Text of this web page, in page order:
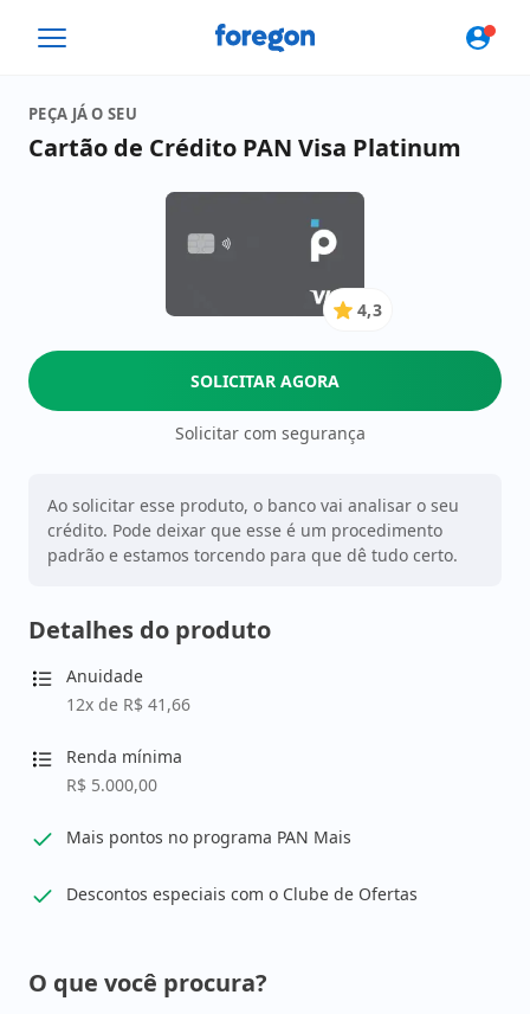
Foregon.com
PEÇA JÁ O SEU
Cartão de Crédito PAN Visa Platinum
4.3
de
5
4,3
SOLICITAR AGORA
Solicitar com segurança
Ao solicitar esse produto, o banco vai analisar o seu
crédito. Pode deixar que esse é um procedimento
padrão e estamos torcendo para que dê tudo certo.
Detalhes do produto
Anuidade
12x de R$ 41,66
Renda mínima
R$ 5.000,00
Mais pontos no programa PAN Mais
Descontos especiais com o Clube de Ofertas
O que você procura?